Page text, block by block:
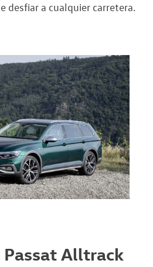
desfiar a cualquier carretera.
Alltrack